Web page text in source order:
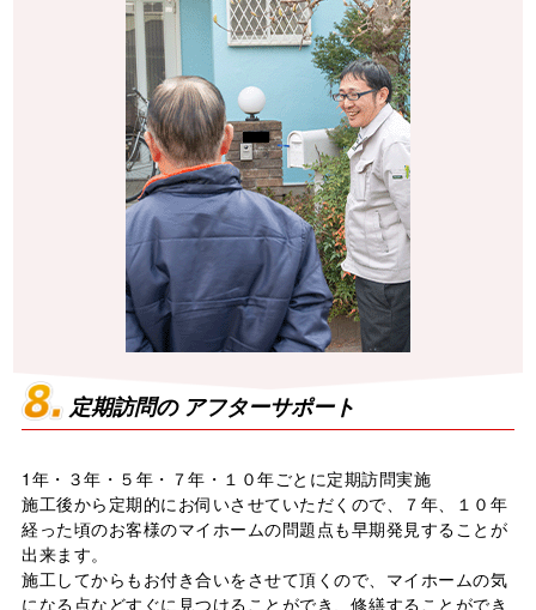
定期訪問のアフターサポート
1年・３年・５年・７年・１０年ごとに定期訪問実施
施⼯後から定期的にお伺いさせていただくので、７年、１０年
経った頃のお客様のマイホームの問題点も早期発⾒することが
出来ます。
施⼯してからもお付き合いをさせて頂くので、マイホームの気
になる点などすぐに⾒つけることができ、修繕することができ